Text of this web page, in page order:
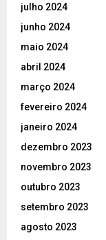
julho 2024
junho 2024
maio 2024
abril 2024
março 2024
fevereiro 2024
janeiro 2024
dezembro 2023
novembro 2023
outubro 2023
setembro 2023
agosto 2023